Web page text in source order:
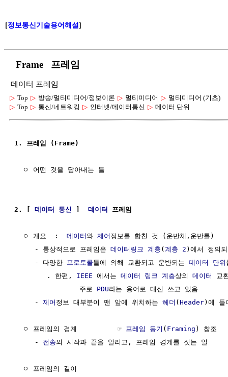
[정보통신기술용어해설]
Frame 프레임
데이터 프레임
▷ Top ▷ 방송/멀티미디어/정보이론 ▷ 멀티미디어 ▷ 멀티미디어 (기초)
▷ Top ▷ 통신/네트워킹 ▷ 인터넷/데이터통신 ▷ 데이터 단위
1. 프레임 (Frame)
  ㅇ 어떤 것을 담아내는 틀
2. [ 데이터 통신 ] 데이터 프레임
  ㅇ 개요  :
데이터와 제어 정보를 합친 것 (운반체,운반틀)
     - 통상적으로 프레임은
데이터링크 계층 ( 계층 2 )에서 정의
     - 다양한
프로토콜들에 의해 교환되고 운반되는 데이터 단위
        . 한편,
IEEE 에서는 데이터 링크 계층상의 데이터
교
                주로
PDU라는 용어로 대신 쓰고 있음
     -
제어 정보 대부분이 맨 앞에 위치하는 헤더 (Header)에 들
  ㅇ 프레임의 경계          ☞
프레임 동기 ( Framing ) 참조
     -
전송의 시작과 끝을 알리고, 프레임 경계를 짓는 일
  ㅇ 프레임의 길이